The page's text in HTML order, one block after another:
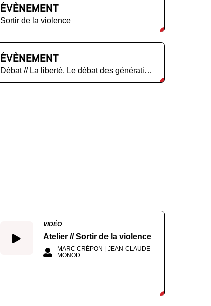
ÉVÈNEMENT
Sortir de la violence
ÉVÈNEMENT
Débat // La liberté. Le débat des générations futures
VIDÉO
Atelier // Sortir de la violence
MARC CRÉPON | JEAN-CLAUDE
MONOD